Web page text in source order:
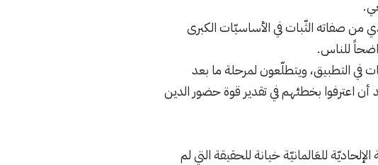
من صفاته الثّبات في الأساسيّات الكبرى
للناس.
في التطبيق، ويتطلّعون لمرحلة ما بعد
أن اعترفوا بخطئهم في تقدير قوة حضور الدين
للعَالمانيّة خيانة للحقيقة التي لم